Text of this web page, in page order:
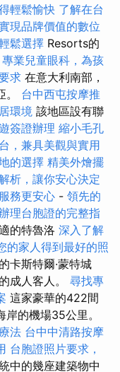
輕鬆愉快 了解在台
現品牌價值的數位
鬆選擇 Resorts的
專業兒童眼科，為孩
求 在意大利南部，
。 台中西屯按摩推
環境 該地區設有聯
簽證辦理 縮小毛孔
，兼具美觀與實用
的選擇 精美外燴擺
析，讓你安心決定
務更安心 - 領先的
理台胞證的完整指
的特魯洛 深入了解
的家人得到最好的照
卡斯特爾·蒙特城
成人客人。 尋找專
這家豪華的422間
的機場35公里。
法 台中中清路按摩
台胞證照片要求，
中的幾座建築物中